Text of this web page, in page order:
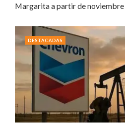
Margarita a partir de noviembre
DESTACADAS